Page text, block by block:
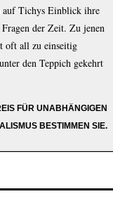
auf Tichys Einblick ihre
der Zeit. Zu jenen
oft all zu einseitig
den Teppich gekehrt
FÜR UNABHÄNGIGEN
BESTIMMEN SIE.